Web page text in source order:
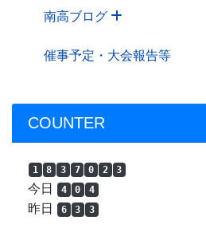
南高ブログ
催事予定・大会報告等
COUNTER
1 8 3 7 0 2 3
今日 4 0 4
昨日 6 3 3